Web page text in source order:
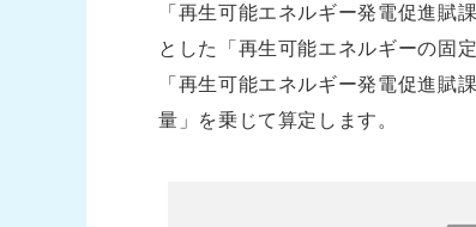
「再生可能エネルギー発電促進賦
とした「再生可能エネルギーの固
「再生可能エネルギー発電促進賦
量」を乗じて算定します。